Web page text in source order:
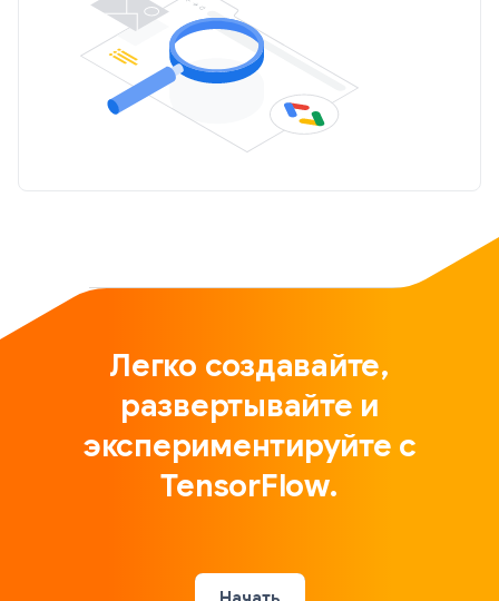
Легко создавайте,
развертывайте и
экспериментируйте с
TensorFlow.